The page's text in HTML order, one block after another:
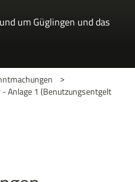
um Güglingen und das
>
Anlage 1 (Benutzungsentgelt